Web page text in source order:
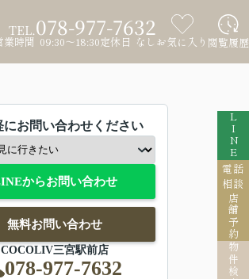
TEL.078-977-7632
業時間 09:30～18:30定休日 なし お気に入り 閲覧履歴
LINE
電話
相談
店舗予約
物件検索
にお問い合わせください
からお問い合わせ
無料お問い合わせ
COCOLIV三宮駅前店
078-977-7632